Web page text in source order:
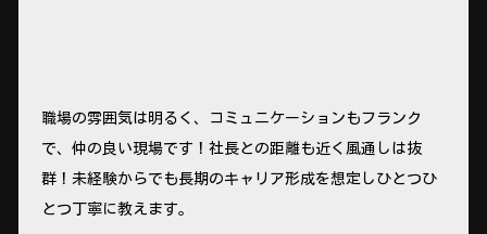
職場の雰囲気は明るく、コミュニケーションもフランク
で、仲の良い現場です！社長との距離も近く風通しは抜
群！未経験からでも長期のキャリア形成を想定しひとつひ
とつ丁寧に教えます。